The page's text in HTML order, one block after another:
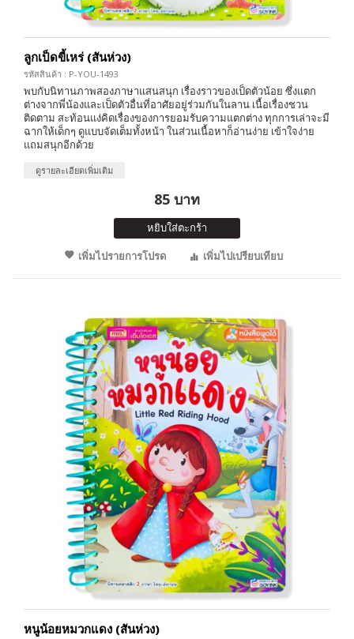
ลูกเป็ดขี้เหร่ (สันห่วง)
รหัสสินค้า : P-YOU-1493
พบกับนิทานภาพสองภาษาแสนสนุก เรื่องราวของเป็ดตัวน้อย ซึ่งแตก
ต่างจากพี่น้องและเป็ดตัวอื่นที่อาศัยอยู่ร่วมกันในลาน เนื้อเรื่องชวน
ติดตาม สะท้อนแง่คิดเรื่องของการยอมรับความแตกต่าง ทุกการเล่าจะมี
ฉากให้เด็กๆ ดูแบบจัดเต็มทั้งหน้า ในส่วนเนื้อหาก็อ่านง่าย เข้าใจง่าย
แถมสนุกอีกด้วย
ดูรายละเอียดเพิ่มเติม
85 บาท
หยิบใส่ตะกร้า
เพิ่มไปรายการโปรด
เพิ่มไปเปรียบเทียบ
หนูน้อยหมวกแดง (สันห่วง)